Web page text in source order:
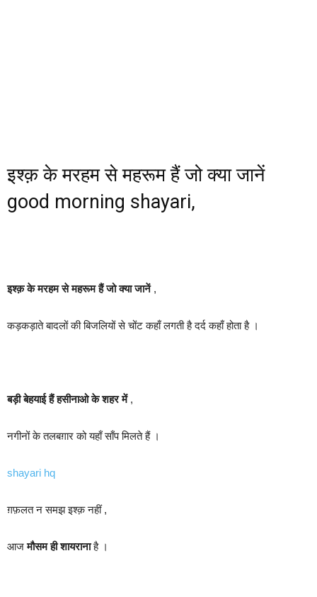
इश्क़ के मरहम से महरूम हैं जो क्या जानें
good morning shayari,
इश्क़ के मरहम से महरूम हैं जो क्या जानें,
कड़कड़ाते बादलों की बिजलियों से चोंट कहाँ लगती है दर्द कहाँ होता है ।
बड़ी बेहयाई हैं हसीनाओ के शहर में,
नगीनों के तलबग़ार को यहाँ साँप मिलते हैं ।
shayari hq
ग़फ़लत न समझ इश्क़ नहीं ,
आजमौसम ही शायरानाहै ।